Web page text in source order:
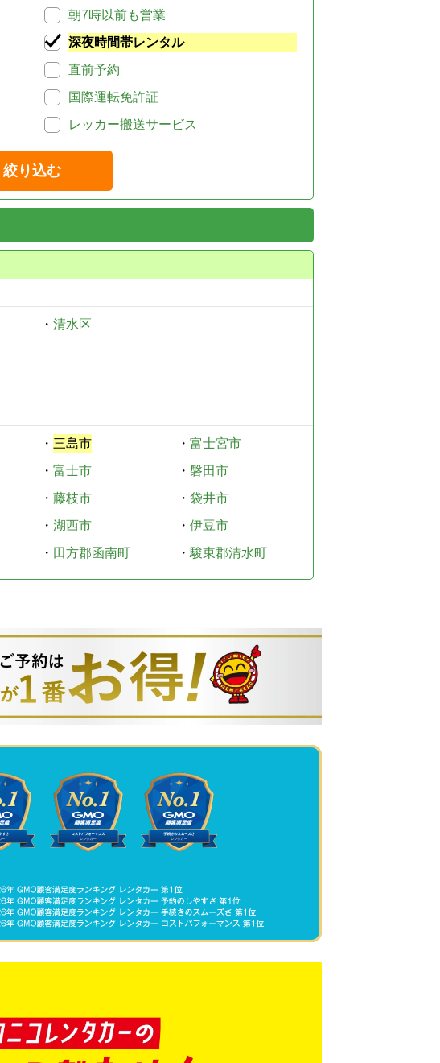
朝7時以前も営業
深夜時間帯レンタル
直前予約
国際運転免許証
レッカー搬送サービス
絞り込む
・ 清水区
・ 三島市 ・ 富士宮市
・ 富士市 ・ 磐田市
・ 藤枝市 ・ 袋井市
・ 湖西市 ・ 伊豆市
・ 田方郡函南町 ・ 駿東郡清水町